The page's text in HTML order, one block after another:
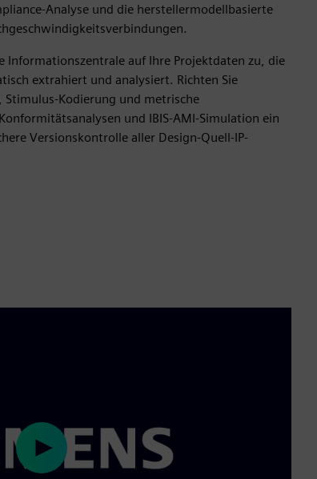
Analyse und die herstellermodellbasierte
Informationszentrale auf Ihre Projektdaten zu, die
extrahiert und analysiert. Richten Sie
Kodierung und metrische
und IBIS-AMI-Simulation ein
Versionskontrolle aller Design-Quell-IP-
Play